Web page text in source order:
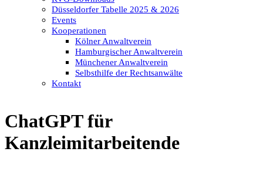
Düsseldorfer Tabelle 2025 & 2026
Events
Kooperationen
Kölner Anwaltverein
Hamburgischer Anwaltverein
Münchener Anwaltverein
Selbsthilfe der Rechtsanwälte
Kontakt
ChatGPT für
Kanzleimitarbeitende